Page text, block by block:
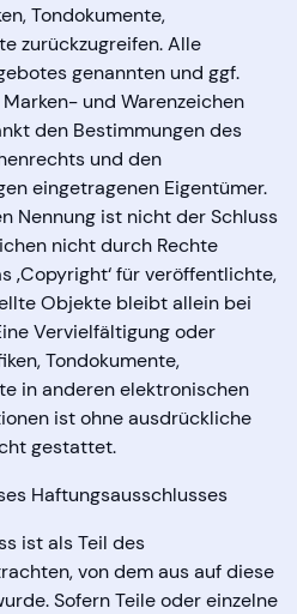
Tondokumente,
zurückzugreifen. Alle
genannten und ggf.
und Warenzeichen
den Bestimmungen des
und den
eingetragenen Eigentümer.
Nennung ist nicht der Schluss
nicht durch Rechte
‚Copyright‘ für veröffentlichte,
Objekte bleibt allein bei
Vervielfältigung oder
Tondokumente,
in anderen elektronischen
ist ohne ausdrückliche
gestattet.
Haftungsausschlusses
ist als Teil des
von dem aus auf diese
Sofern Teile oder einzelne